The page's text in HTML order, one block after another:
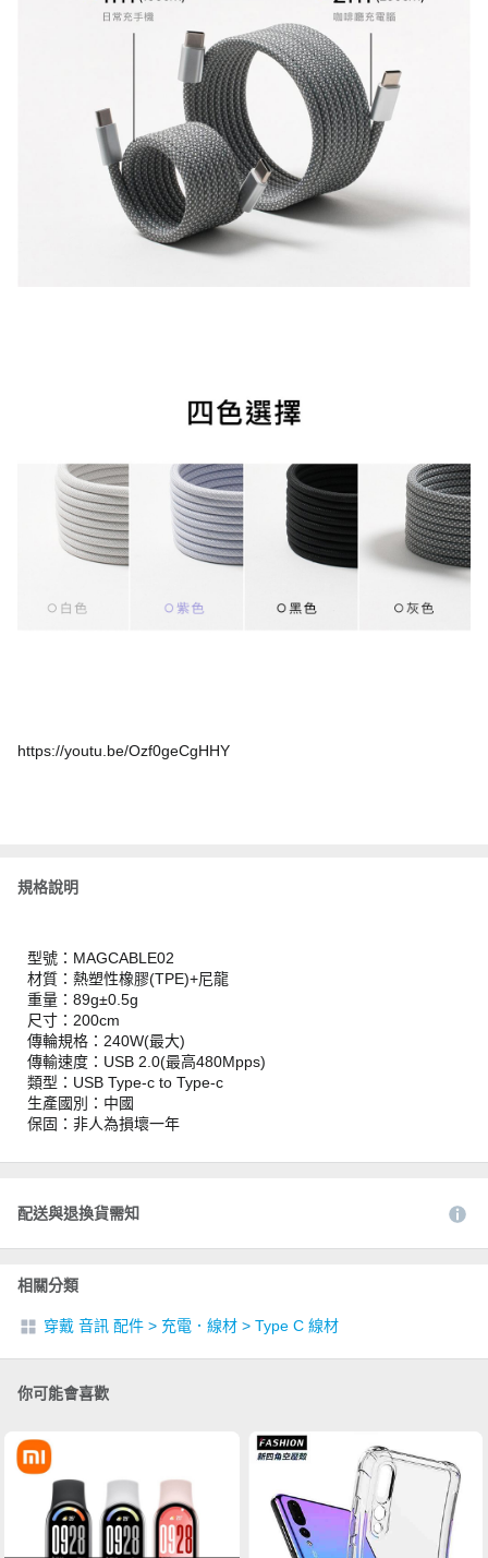
https://youtu.be/Ozf0geCgHHY
規格說明
型號：MAGCABLE02
材質：熱塑性橡膠(TPE)+尼龍
重量：89g±0.5g
尺寸：200cm
傳輪規格：240W(最大)
傳輸速度：USB 2.0(最高480Mpps)
類型：USB Type-c to Type-c
生產國別：中國
保固：非人為損壞一年
配送與退換貨需知
相關分類
穿戴 音訊 配件 > 充電．線材 > Type C 線材
你可能會喜歡